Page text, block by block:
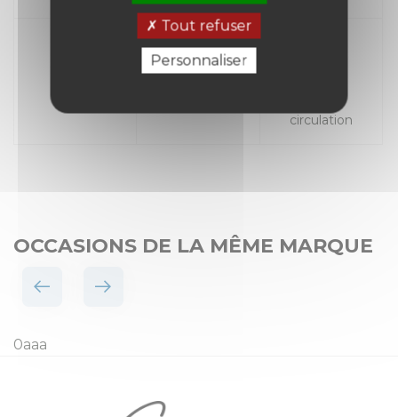
circulation
OCCASIONS DE LA MÊME MARQUE
0aaa
Tout refuser
Personnaliser